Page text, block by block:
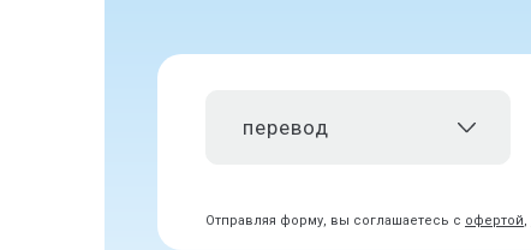
перевод
Отправляя форму, вы соглашаетесь с офертой,